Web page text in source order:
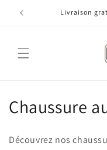
passer
Livraison
C
Chaussure
Découvrez nos